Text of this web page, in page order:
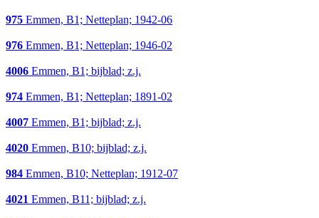
975 Emmen, B1; Netteplan; 1942-06
976 Emmen, B1; Netteplan; 1946-02
4006 Emmen, B1; bijblad; z.j.
974 Emmen, B1; Netteplan; 1891-02
4007 Emmen, B1; bijblad; z.j.
4020 Emmen, B10; bijblad; z.j.
984 Emmen, B10; Netteplan; 1912-07
4021 Emmen, B11; bijblad; z.j.